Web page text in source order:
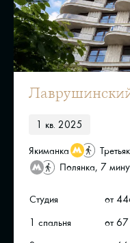
1 кв. 2025
Якиманка
Полянка, 7
Студия от
1 спальня
от